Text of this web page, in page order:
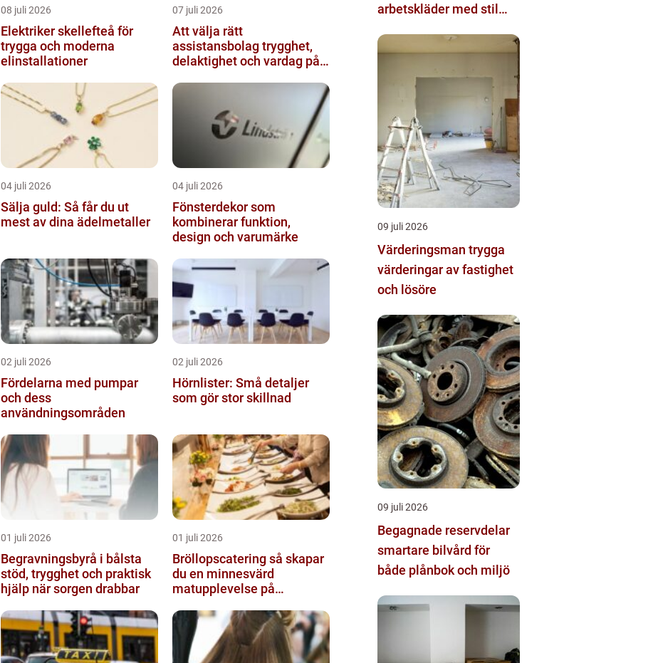
08 juli 2026
Elektriker skellefteå för
trygga och moderna
elinstallationer
07 juli 2026
Att välja rätt
assistansbolag trygghet,
delaktighet och vardag på
04 juli 2026
Sälja guld: Så får du ut
mest av dina ädelmetaller
04 juli 2026
Fönsterdekor som
kombinerar funktion,
design och varumärke
02 juli 2026
Fördelarna med pumpar
och dess
användningsområden
02 juli 2026
Hörnlister: Små detaljer
som gör stor skillnad
01 juli 2026
Begravningsbyrå i bålsta
stöd, trygghet och praktisk
hjälp när sorgen drabbar
01 juli 2026
Bröllopscatering så skapar
du en minnesvärd
matupplevelse på
arbetskläder med stil
09 juli 2026
Värderingsman trygga
värderingar av fastighet
och lösöre
09 juli 2026
Begagnade reservdelar
smartare bilvård för
både plånbok och miljö